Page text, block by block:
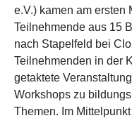
e.V.) kamen am ersten
Teilnehmende aus 15
nach Stapelfeld bei
Teilnehmenden in der
getaktete
Workshops zu
Themen. Im